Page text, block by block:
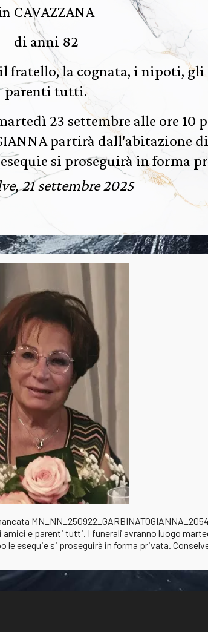
CAVAZZANA
di anni 82
fratello, la cognata, i nipoti, gli
parenti tutti.
23 settembre alle ore 10
partirà dall'abitazione
si proseguirà in forma
21 settembre 2025
e parenti tutti. I funerali avranno luogo
le esequie si proseguirà in forma privata.